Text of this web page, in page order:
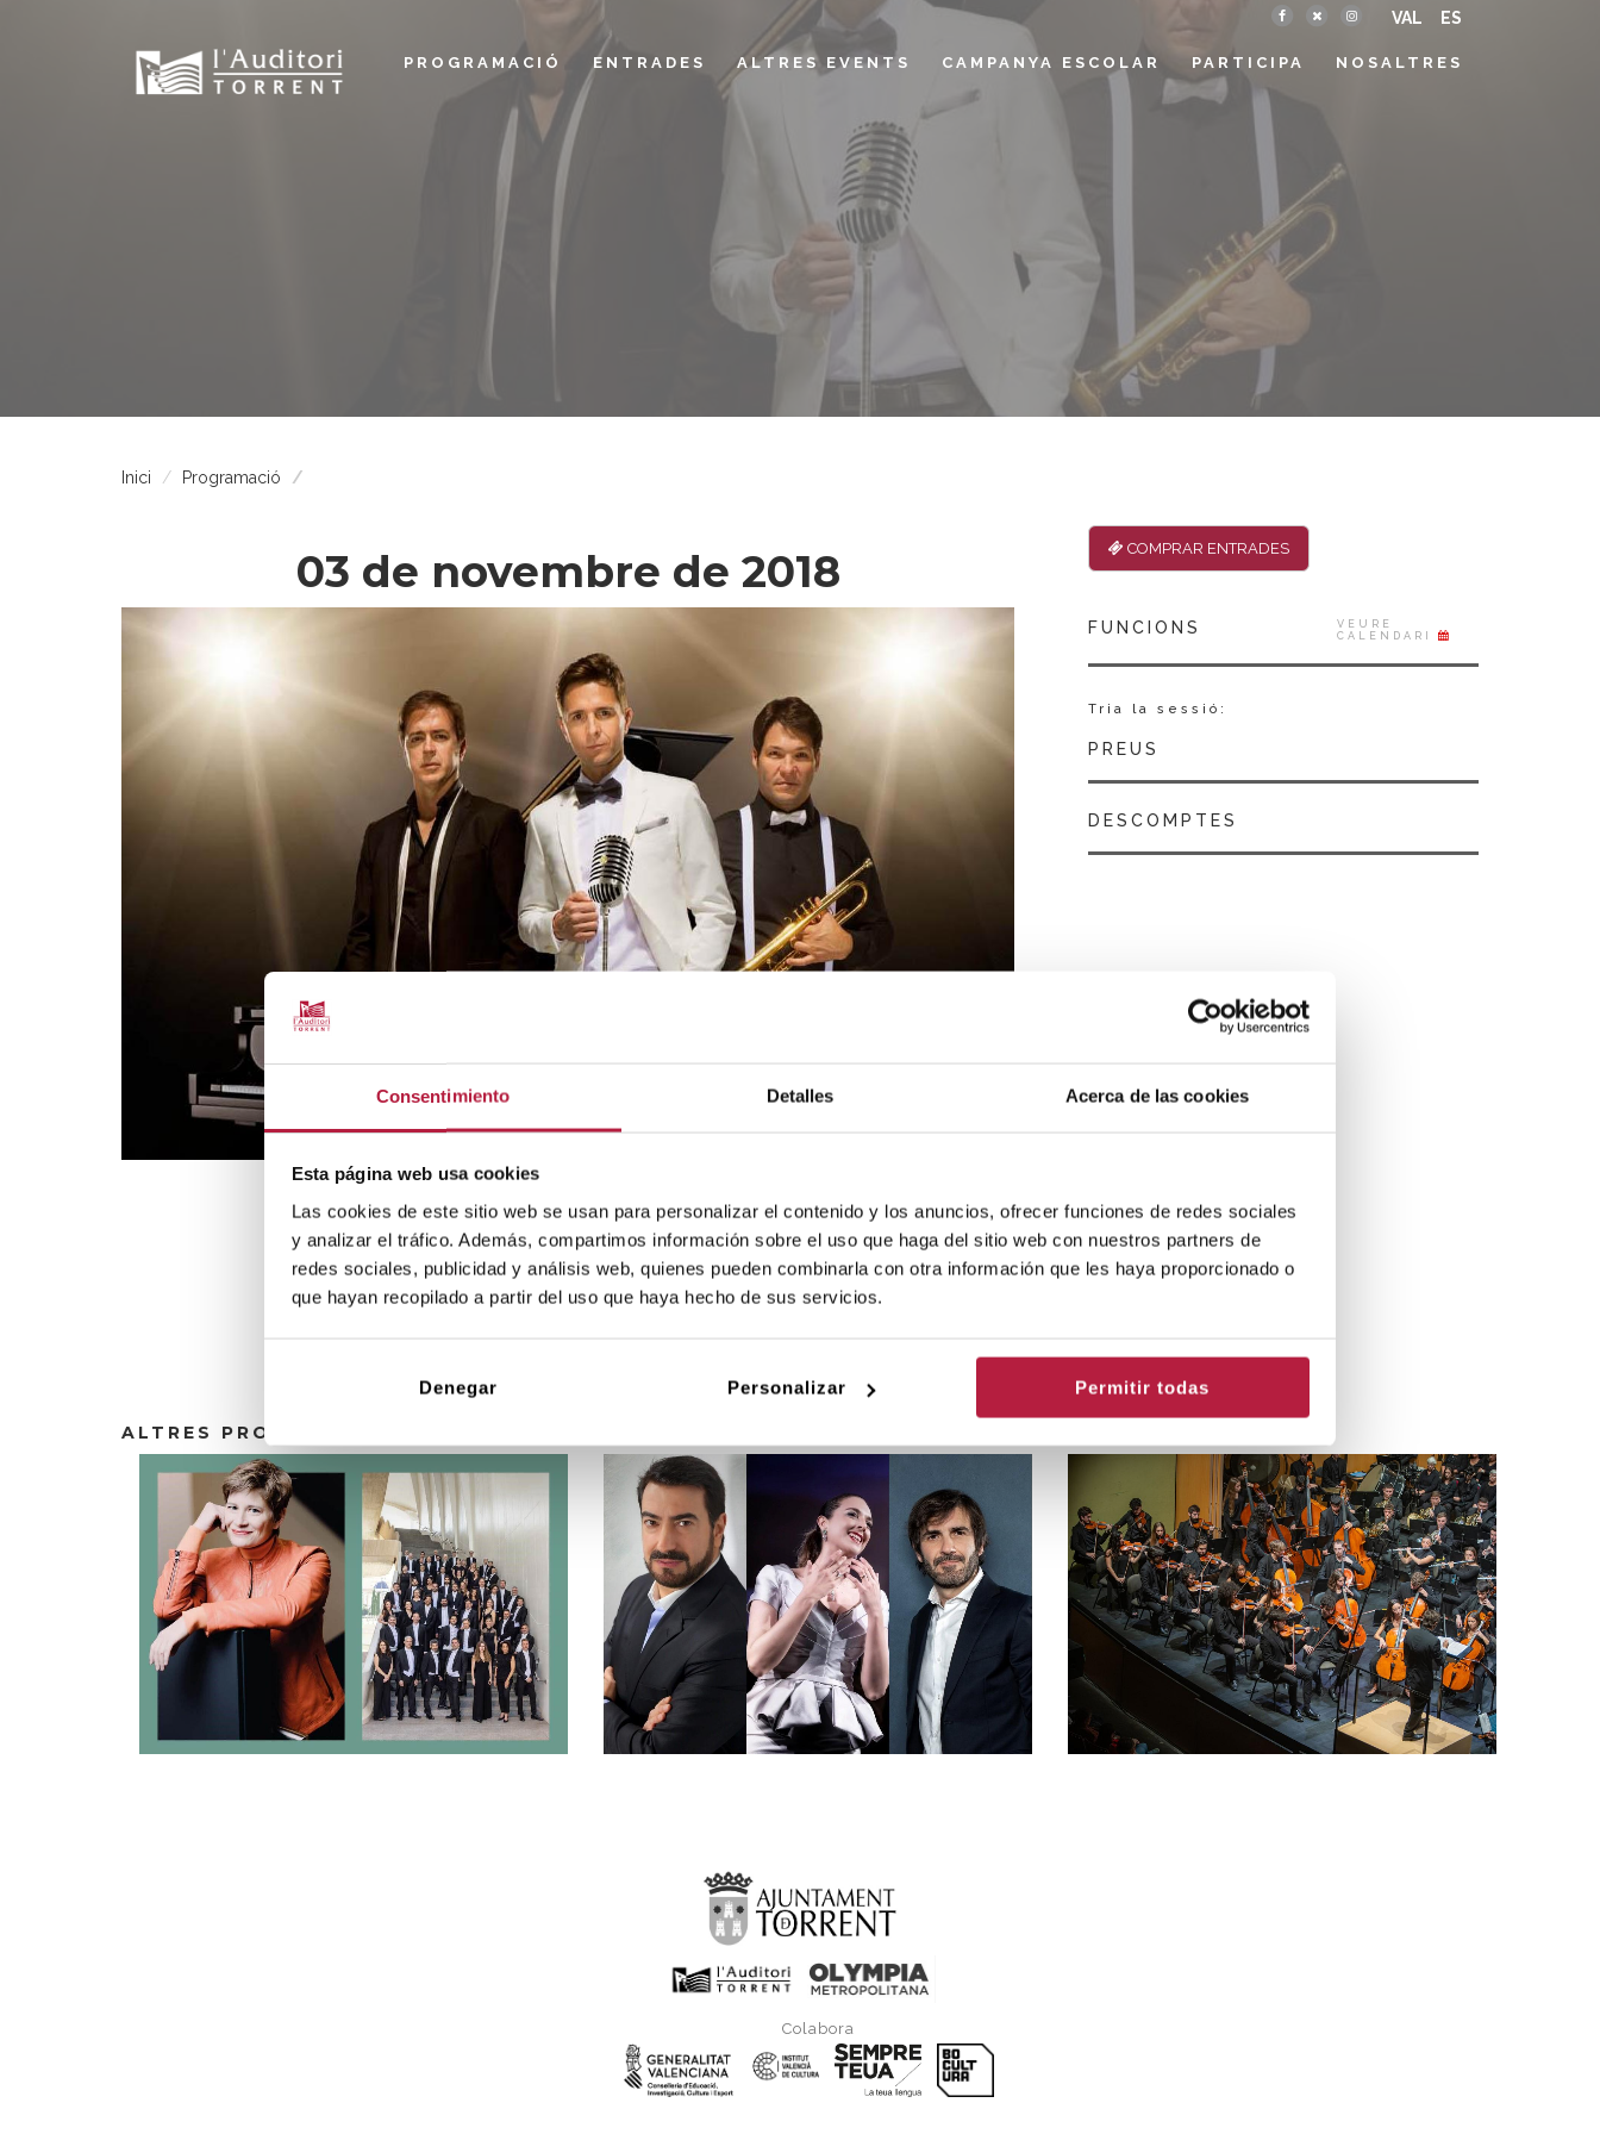
Consentimiento Detalles Acerca de las cookies
Esta página web usa cookies
Las cookies de este sitio web se usan para personalizar el contenido y los anuncios, ofrecer funciones de redes sociales
y analizar el tráfico. Además, compartimos información sobre el uso que haga del sitio web con nuestros partners de
redes sociales, publicidad y análisis web, quienes pueden combinarla con otra información que les haya proporcionado o
que hayan recopilado a partir del uso que haya hecho de sus servicios.
Denegar Personalizar Permitir todas
ES
VAL
PROGRAMACIÓ ENTRADES ALTRES EVENTS CAMPANYA ESCOLAR PARTICIPA NOSALTRES
Inici Programació
03 de novembre de 2018 COMPRAR ENTRADES
Vicente Antequera
Carlos Amat
FUNCIONS
VEURE
CALENDARI
Tria la sessió:
PREUS
DESCOMPTES
ALTRES PROPOSTES DE L'AUDITORI DE TORRENT:
Colabora